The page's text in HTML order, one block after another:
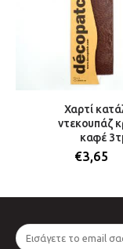
Χαρτί
ντεκουπάζ
καφέ
€3,65